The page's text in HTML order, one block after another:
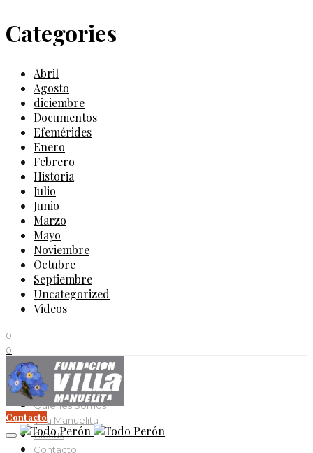
Categories
Abril
Agosto
diciembre
Documentos
Efemérides
Enero
Febrero
Historia
Julio
Junio
Marzo
Mayo
Noviembre
Octubre
Septiembre
Uncategorized
Videos
0
0
11K
Quienes Somos
Villa Manuelita
Ciccus
Contacto
Contacto